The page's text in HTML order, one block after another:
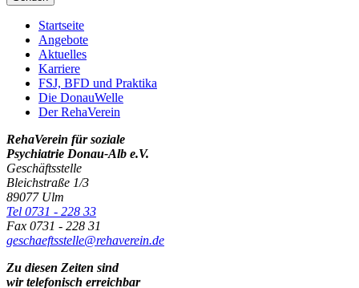
Startseite
Angebote
Aktuelles
Karriere
FSJ, BFD und Praktika
Die DonauWelle
Der RehaVerein
RehaVerein für soziale
Psychiatrie Donau-Alb e.V.
Geschäftsstelle
Bleichstraße 1/3
89077 Ulm
Tel 0731 - 228 33
Fax 0731 - 228 31
geschaeftsstelle@rehaverein.de
Zu diesen Zeiten sind
wir telefonisch erreichbar